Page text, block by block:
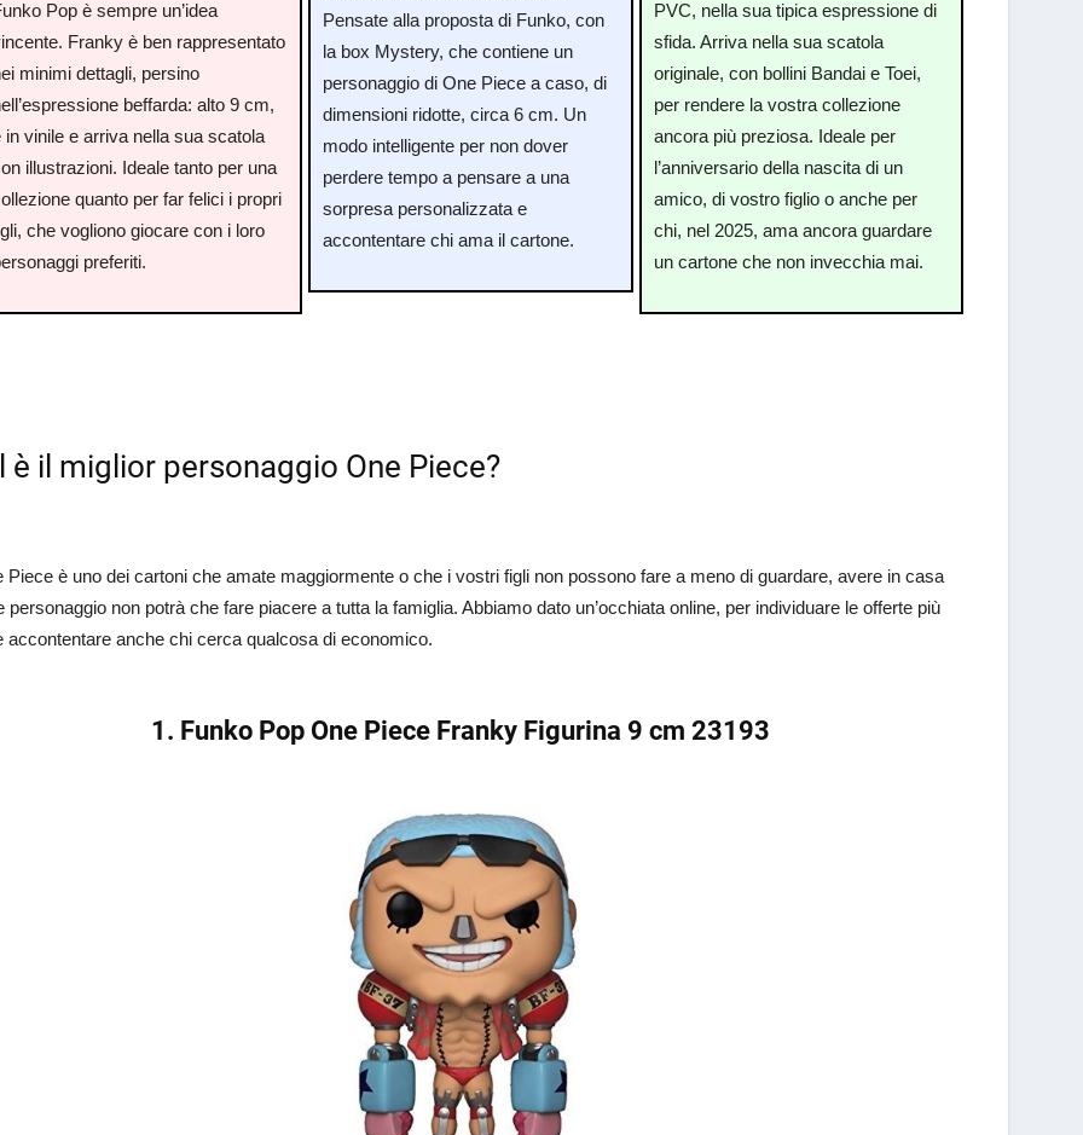
Pop è sempre un’idea
Franky è ben rappresentato
minimi dettagli, persino
beffarda: alto 9 cm,
in vinile e arriva nella sua scatola
illustrazioni. Ideale tanto per una
quanto per far felici i propri
che vogliono giocare con i loro
preferiti.
Pensate alla proposta di Funko, con
la box Mystery, che contiene un
personaggio di One Piece a caso, di
dimensioni ridotte, circa 6 cm. Un
modo intelligente per non dover
perdere tempo a pensare a una
sorpresa personalizzata e
accontentare chi ama il cartone.
PVC, nella sua tipica espressione di
sfida. Arriva nella sua scatola
originale, con bollini Bandai e Toei,
per rendere la vostra collezione
ancora più preziosa. Ideale per
l’anniversario della nascita di un
amico, di vostro figlio o anche per
chi, nel 2025, ama ancora guardare
un cartone che non invecchia mai.
è il miglior personaggio One Piece?
Piece è uno dei cartoni che amate maggiormente o che i vostri figli non possono fare a meno di guardare, avere in casa
personaggio non potrà che fare piacere a tutta la famiglia. Abbiamo dato un’occhiata online, per individuare le offerte più
accontentare anche chi cerca qualcosa di economico.
1. Funko Pop One Piece Franky Figurina 9 cm 23193